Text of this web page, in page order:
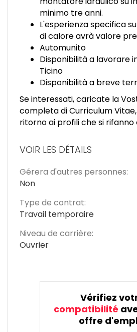
minimo tre anni.
L'esperienza specifica
di calore avrà valore
Automunito
Disponibilità a lavorare
Ticino
Disponibilità a breve
Se interessati, caricate la
completa di Curriculum
ritorno ai profili che si rifanno
VOIR LES DÉTAILS
Gérera d'autres personnes:
Non
Type de contrat:
Travail temporaire
Niveau de carrière:
Ouvrier
Vérifiez
compatibilité
offre